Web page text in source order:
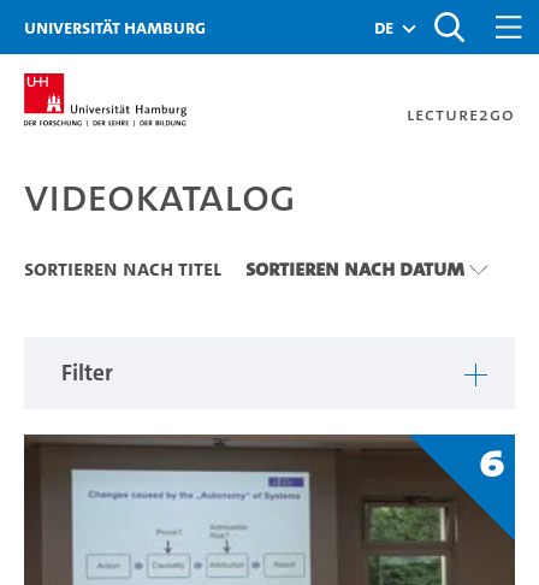
Zu den Filtern
Zur Metanavigation
Zur Hauptnavigation
Zur Suche
Zum Inhalt
Zum Seitenfuss
Universität Hamburg de
Lecture2Go
Videokatalog
Videokatalog
Sortieren nach Titel Sortieren nach Datum
Filter
6